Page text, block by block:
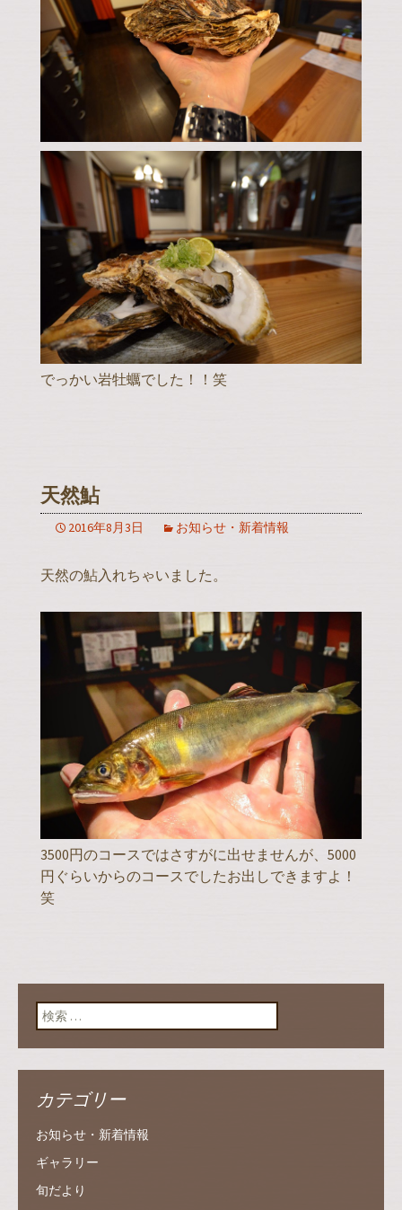
でっかい岩牡蠣でした！！笑
天然鮎
2016年8月3日 お知らせ・新着情報
天然の鮎入れちゃいました。
3500円のコースではさすがに出せませんが、5000
円ぐらいからのコースでしたお出しできますよ！
笑
検索:
カテゴリー
お知らせ・新着情報
ギャラリー
旬だより